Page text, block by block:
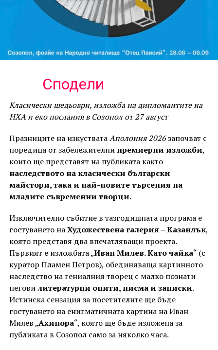
Сподели
Класически шедьоври, изложба на дипломантите на
НХА и еко послания в Созопол от 27 август
Празниците на изкустватаАполония 2026започват с
поредица от забележителни премиерни изложби,
които ще представят на публиката както
наследството на класически български
майстори, така и най-новите търсения на
младите съвременни творци.
Изключително събитие в тазгодишната програма е
гостуването наХудожествена галерия – Казанлък,
която представя два впечатляващи проекта.
Първият е изложбата „Иван Милев. Като чайка“ (с
куратор Пламен Петров), обединяваща картинното
наследство на гениалния творец с малко познати
неговилитературни опити, писма и записки.
Истинска сензация за посетителите ще бъде
гостуването на енигматичната картина на Иван
Милев „Ахинора“, която ще бъде изложена за
публиката в Созопол само за няколко часа.